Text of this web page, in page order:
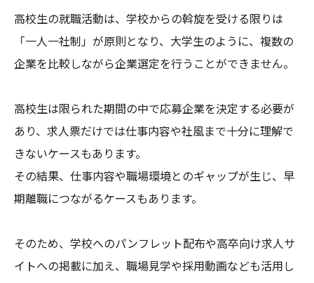
高校生の就職活動は、学校からの斡旋を受ける限りは
「一人一社制」が原則となり、大学生のように、複数の
企業を比較しながら企業選定を行うことができません。
高校生は限られた期間の中で応募企業を決定する必要が
あり、求人票だけでは仕事内容や社風まで十分に理解で
きないケースもあります。
その結果、仕事内容や職場環境とのギャップが生じ、早
期離職につながるケースもあります。
そのため、学校へのパンフレット配布や高卒向け求人サ
イトへの掲載に加え、職場見学や採用動画なども活用し